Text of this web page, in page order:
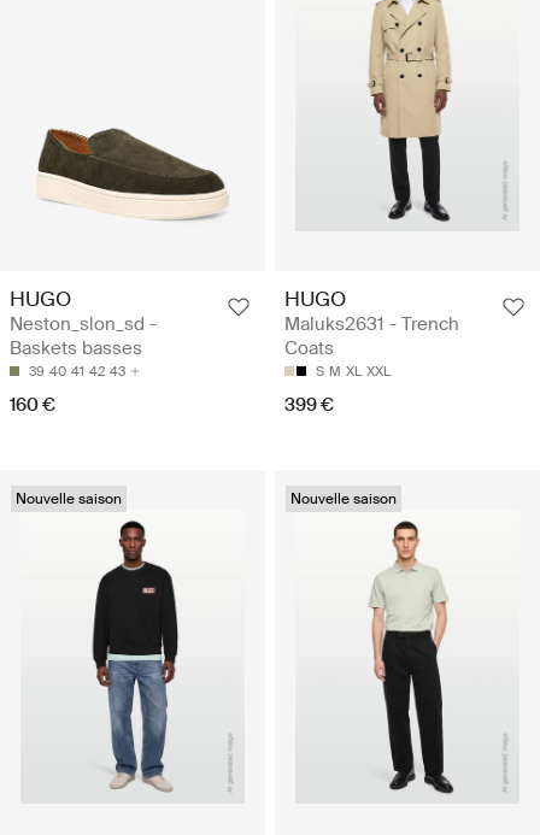
HUGO
Neston_slon_sd -
Baskets basses
39 40 41 42 43
160 €
HUGO
Maluks2631 - Trench
Coats
S M XL XXL
399 €
Nouvelle saison Nouvelle saison